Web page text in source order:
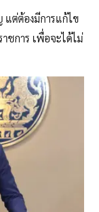
แต่ต้องมีการแก้ไข
ชการ เพื่อจะได้ไม่